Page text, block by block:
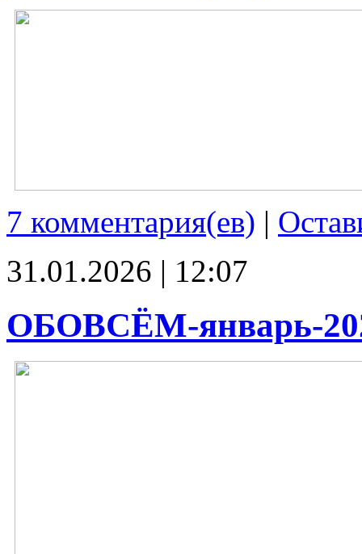
7 комментария(ев) |
31.01.2026 | 12:07
ОБОВСЁМ-январь-